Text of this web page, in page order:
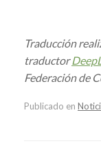
Traducción
traductor
Federación de
Publicado en